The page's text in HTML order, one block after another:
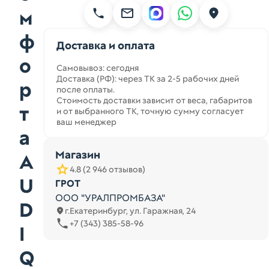
м
ф
о
р
т
а
A
U
D
I
Q
Доставка и оплата
Самовывоз: сегодня
Доставка (РФ): через ТК за 2-5 рабочих дней
после оплаты.
Стоимость доставки зависит от веса, габаритов
и от выбранного ТК, точную сумму согласует
ваш менеджер
Магазин
4.8 (2 946 отзывов)
ГРОТ
ООО "УРАЛПРОМБАЗА"
г.Екатеринбург, ул. Гаражная, 24
+7 (343) 385-58-96